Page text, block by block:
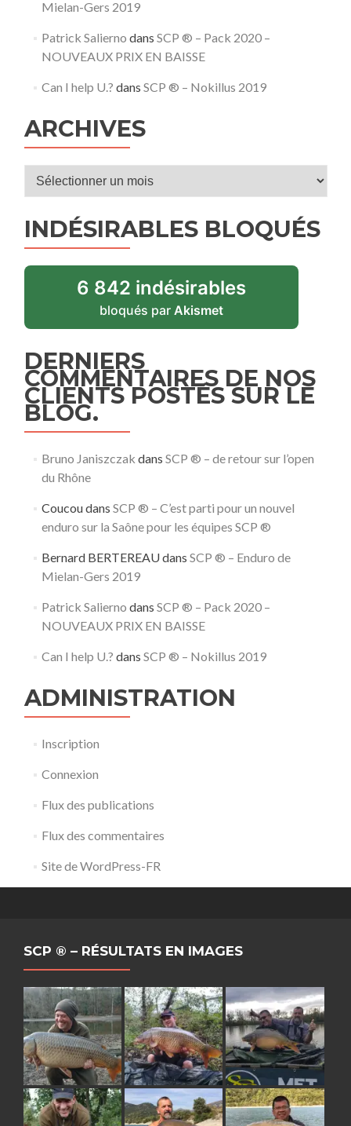
Mielan-Gers 2019
Patrick Salierno dans SCP ® – Pack 2020 –
NOUVEAUX PRIX EN BAISSE
Can I help U.? dans SCP ® – Nokillus 2019
ARCHIVES
Archives
INDÉSIRABLES BLOQUÉS
6 842 indésirables
bloqués par Akismet
DERNIERS
COMMENTAIRES DE NOS
CLIENTS POSTÉS SUR LE
BLOG.
Bruno Janiszczak dans SCP ® – de retour sur l’open
du Rhône
Coucoudans SCP ® – C’est parti pour un nouvel
enduro sur la Saône pour les équipes SCP ®
Bernard BERTEREAUdans SCP ® – Enduro de
Mielan-Gers 2019
Patrick Salierno dans SCP ® – Pack 2020 –
NOUVEAUX PRIX EN BAISSE
Can I help U.? dans SCP ® – Nokillus 2019
ADMINISTRATION
Inscription
Connexion
Flux des publications
Flux des commentaires
Site de WordPress-FR
SCP ® – RÉSULTATS EN IMAGES